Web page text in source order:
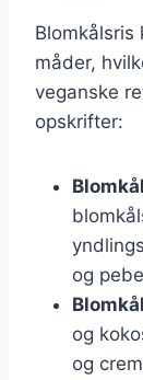
Blomkålsris
måder,
veganske
opskrifter:
og
og
og